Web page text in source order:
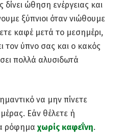
ώθηση ενέργειας και
ξύπνιοι όταν νιώθουμε
καφέ μετά το μεσημέρι,
τον ύπνο σας και ο κακός
πολλά αλυσιδωτά
να μην πίνετε
Εάν θέλετε ή
ρόφημα χωρίς καφεΐνη.